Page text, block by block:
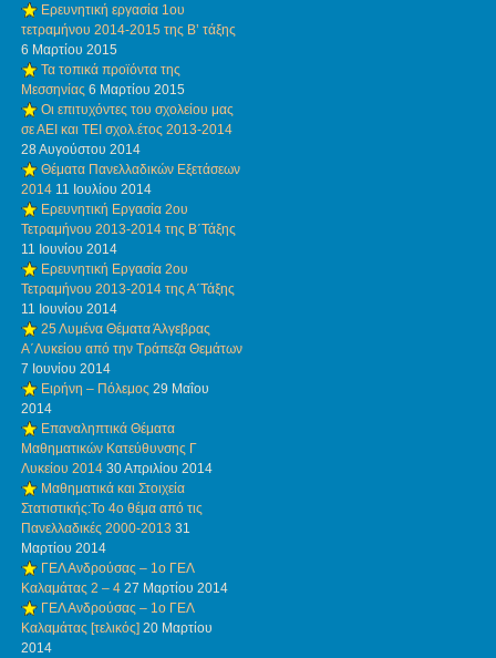
Ερευνητική εργασία 1ου
τετραμήνου 2014-2015 της Β’ τάξης
6 Μαρτίου 2015
Τα τοπικά προϊόντα της
Μεσσηνίας 6 Μαρτίου 2015
Οι επιτυχόντες του σχολείου μας
σε ΑΕΙ και ΤΕΙ σχολ.έτος 2013-2014
28 Αυγούστου 2014
Θέματα Πανελλαδικών Εξετάσεων
2014 11 Ιουλίου 2014
Ερευνητική Εργασία 2ου
Τετραμήνου 2013-2014 της Β΄Τάξης
11 Ιουνίου 2014
Ερευνητική Εργασία 2ου
Τετραμήνου 2013-2014 της Α΄Τάξης
11 Ιουνίου 2014
25 Λυμένα Θέματα Άλγεβρας
Α΄Λυκείου από την Τράπεζα Θεμάτων
7 Ιουνίου 2014
Ειρήνη – Πόλεμος 29 Μαΐου
2014
Επαναληπτικά Θέματα
Μαθηματικών Κατεύθυνσης Γ
Λυκείου 2014 30 Απριλίου 2014
Μαθηματικά και Στοιχεία
Στατιστικής:Το 4ο θέμα από τις
Πανελλαδικές 2000-2013 31
Μαρτίου 2014
ΓΕΛ Ανδρούσας – 1ο ΓΕΛ
Καλαμάτας 2 – 4 27 Μαρτίου 2014
ΓΕΛ Ανδρούσας – 1ο ΓΕΛ
Καλαμάτας [τελικός] 20 Μαρτίου
2014